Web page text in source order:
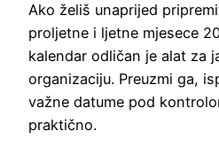
Ako želiš unaprijed
proljetne i ljetne mjesece
kalendar odličan je alat za
organizaciju. Preuzmi ga,
važne datume pod
praktično.